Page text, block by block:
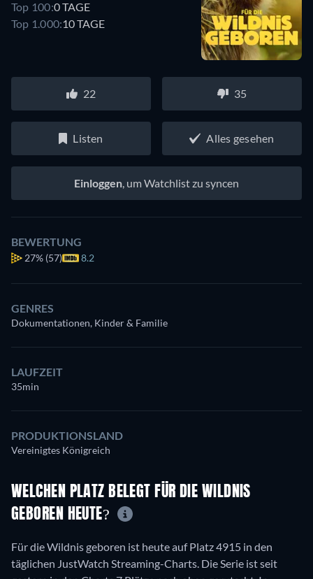
Top 100:0 TAGE
Top 1.000:10 TAGE
22 35
Listen Alles gesehen
Einloggen , um Watchlist zu syncen
BEWERTUNG
27% (57) 8.2
GENRES
Dokumentationen, Kinder & Familie
LAUFZEIT
35min
PRODUKTIONSLAND
Vereinigtes Königreich
WELCHEN PLATZ BELEGT FÜR DIE WILDNIS
GEBOREN HEUTE?
Für die Wildnis geboren ist heute auf Platz 4915 in den
täglichen JustWatch Streaming-Charts. Die Serie ist seit